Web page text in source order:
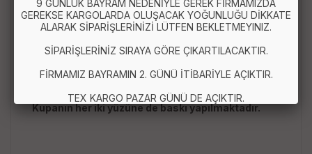
NOT : Siparişi verdikten sonra mesaj atarak kupa
üzerine yazılacak bilgileri iletmeniz
gerekmektedir. Size verilecek olan email adresine
mail yoluyla fotoğraflarınızı gönderebilirsiniz.
Kupanın her iki yüzüne de baskı yapılmaktadır.
9 GÜNLÜK BAYRAM NEDENİYLE GEREK FİRMAMIZDA
GEREKSE KARGOLARDA OLUŞACAK YOĞUNLUĞU DİKKATE
ALARAK SİPARİŞLERİNİZİ LÜTFEN BEKLETMEYINIZ.
SİPARİŞLERİNİZ SIRAYA GÖRE ÇIKARTILACAKTIR.
FİRMAMIZ BAYRAMIN 2. GÜNÜ İTİBARİYLE AÇIKTIR.
TEX KARGO PAZAR GÜNÜ DE AÇIKTIR.